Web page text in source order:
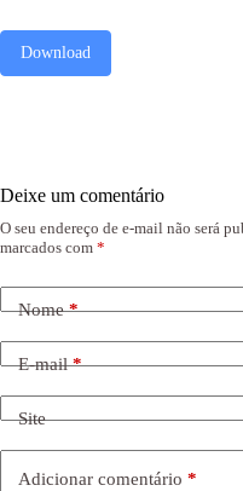
Download
Deixe um comentário
O seu endereço de e-mail não será
marcados com *
Nome*
E-mail*
Site
Adicionar comentário *